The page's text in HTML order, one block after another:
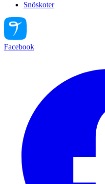
Snöskoter
Facebook